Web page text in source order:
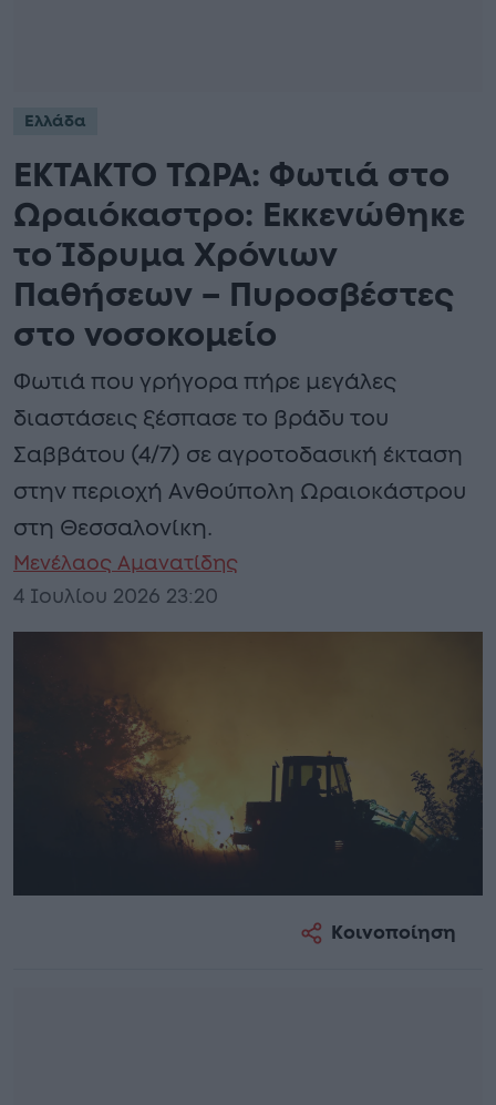
Ελλάδα
ΕΚΤΑΚΤΟ ΤΩΡΑ: Φωτιά στο
Ωραιόκαστρο: Εκκενώθηκε
το Ίδρυμα Χρόνιων
Παθήσεων – Πυροσβέστες
στο νοσοκομείο
Φωτιά που γρήγορα πήρε μεγάλες
διαστάσεις ξέσπασε το βράδυ του
Σαββάτου (4/7) σε αγροτοδασική έκταση
στην περιοχή Ανθούπολη Ωραιοκάστρου
στη Θεσσαλονίκη.
Μενέλαος Αμανατίδης
4 Ιουλίου 2026 23:20
Κοινοποίηση